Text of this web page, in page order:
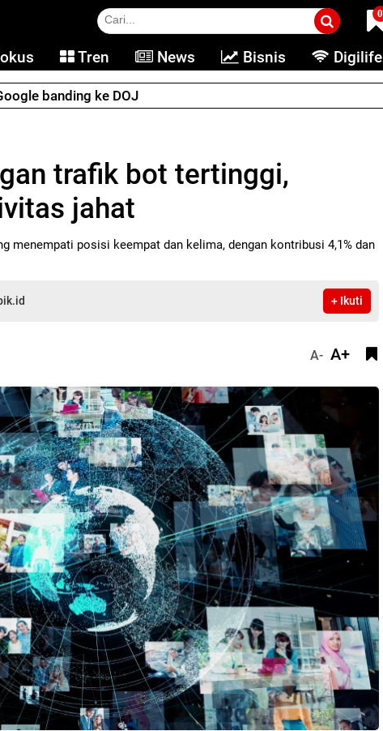
0
Tren News Bisnis Digilife
banding ke DOJ
trafik bot tertinggi,
jahat
menempati posisi keempat dan kelima, dengan kontribusi 4,1% dan
+ Ikuti
A- A+